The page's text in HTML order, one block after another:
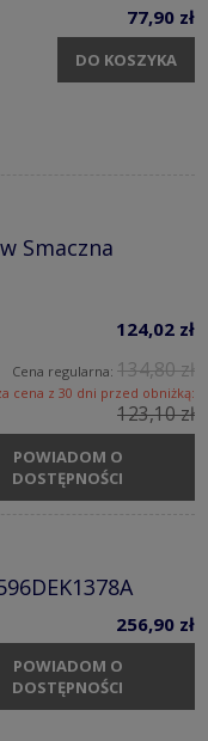
77,90 zł
DO KOSZYKA
Smaczna
124,02 zł
Cena regularna: 134,80 zł
cena z 30 dni przed obniżką:
123,10 zł
POWIADOM O
DOSTĘPNOŚCI
256,90 zł
POWIADOM O
DOSTĘPNOŚCI